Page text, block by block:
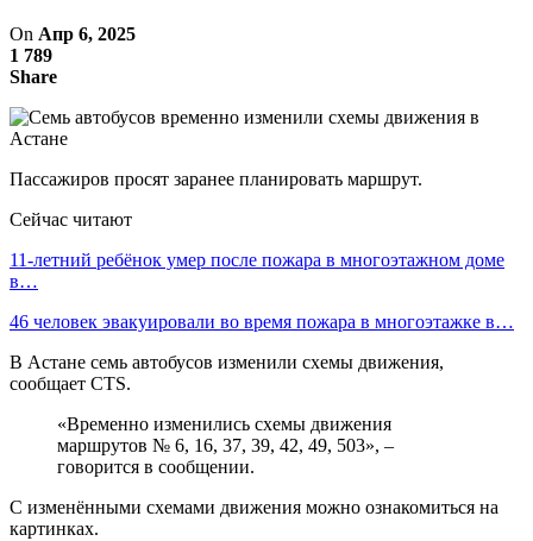
On Апр 6, 2025
1 789
Share
Пассажиров просят заранее планировать маршрут.
Сейчас читают
11-летний ребёнок умер после пожара в многоэтажном доме
в…
46 человек эвакуировали во время пожара в многоэтажке в…
В Астане семь автобусов изменили схемы движения,
сообщает CTS.
«Временно изменились схемы движения
маршрутов № 6, 16, 37, 39, 42, 49, 503», –
говорится в сообщении.
С изменёнными схемами движения можно ознакомиться на
картинках.